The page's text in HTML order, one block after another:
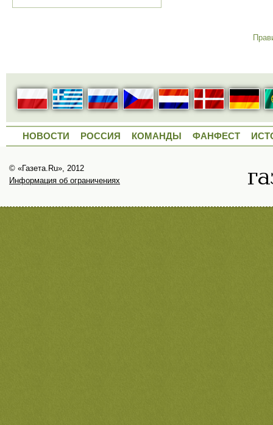
НОВОСТИ РОССИЯ КОМАНДЫ ФАНФЕСТ
© «Газета.Ru», 2012
Информация об ограничениях